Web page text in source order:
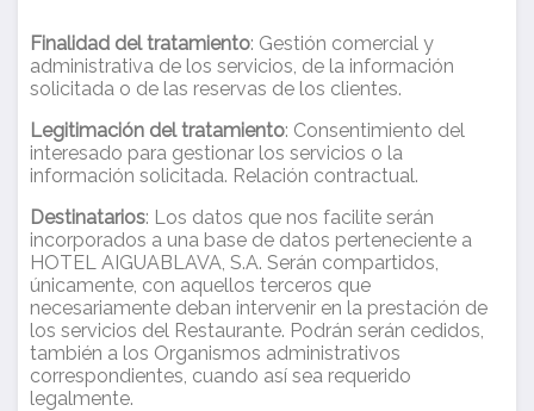
Finalidad del tratamiento: Gestión comercial y
administrativa de los servicios, de la información
solicitada o de las reservas de los clientes.
Legitimación del tratamiento: Consentimiento del
interesado para gestionar los servicios o la
información solicitada. Relación contractual.
Destinatarios: Los datos que nos facilite serán
incorporados a una base de datos perteneciente a
HOTEL AIGUABLAVA, S.A. Serán compartidos,
únicamente, con aquellos terceros que
necesariamente deban intervenir en la prestación de
los servicios del Restaurante. Podrán serán cedidos,
también a los Organismos administrativos
correspondientes, cuando así sea requerido
legalmente.
disque dur, même s'il doit garder à l'esprit qu'une telle
action peut entraîner des difficultés de navigation sur le
site.
Analyse et Personnalisation
Ils permettent le suivi et l'analyse du comportement des
utilisateurs de ce site. Les informations collectées via ce
type de cookies sont utilisées pour mesurer l'activité du
Web pour l'élaboration des profils de navigation des
utilisateurs afin d'introduire des améliorations basées sur
l'analyse des données d'utilisation effectuée par les
utilisateurs du service. . Ils nous permettent de
sauvegarder les informations de préférence de l'utilisateur
pour améliorer la qualité de nos services et offrir une
meilleure expérience grâce aux produits recommandés.